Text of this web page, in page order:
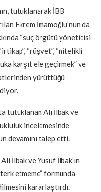
tutuklanarak İBB
Ekrem İmamoğlu’nun da
“suç örgütü yöneticisi
“rüşvet”, “nitelikli
karşıt ele geçirmek” ve
yürüttüğü
tutuklanan Ali İlbak ve
incelemesinde
devamını talep etti.
İlbak ve Yusuf İlbak’ın
terk etmeme” formunda
kararlaştırdı.